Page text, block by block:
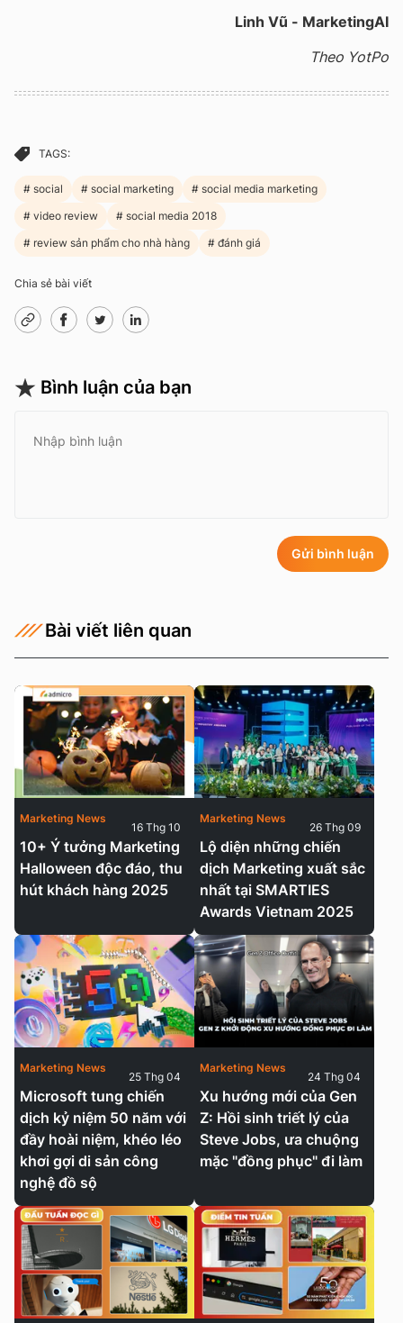
Linh Vũ - MarketingAI
Theo YotPo
TAGS:
social social marketing
social media marketing
video review
social media 2018
review sản phẩm cho nhà hàng
đánh giá
Chia sẻ bài viết
Bình luận của bạn
Gửi bình luận
Bài viết liên quan
10+ Ý tưởng Marketing
Halloween độc đáo, thu
hút khách hàng 2025
Marketing News
16 Thg 10
Lộ diện những chiến
dịch Marketing xuất sắc
nhất tại SMARTIES
Awards Vietnam 2025
Marketing News
26 Thg 09
Microsoft tung chiến
dịch kỷ niệm 50 năm với
đầy hoài niệm, khéo léo
khơi gợi di sản công
nghệ đồ sộ
Marketing News
25 Thg 04
Xu hướng mới của Gen
Z: Hồi sinh triết lý của
Steve Jobs, ưa chuộng
mặc "đồng phục" đi làm
Marketing News
24 Thg 04